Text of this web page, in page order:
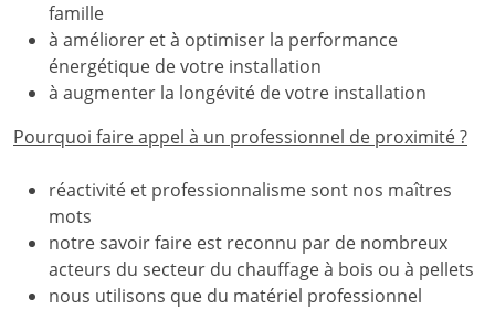
famille
à améliorer et à optimiser la performance
énergétique de votre installation
à augmenter la longévité de votre installation
Pourquoi faire appel à un professionnel de proximité ?
réactivité et professionnalisme sont nos maîtres
mots
notre savoir faire est reconnu par de nombreux
acteurs du secteur du chauffage à bois ou à pellets
nous utilisons que du matériel professionnel